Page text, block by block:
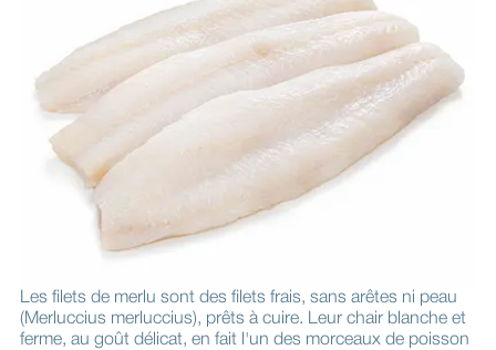
Les filets de merlu sont des filets frais, sans arêtes ni peau
(Merluccius merluccius), prêts à cuire. Leur chair blanche et
ferme, au goût délicat, en fait l'un des morceaux de poisson